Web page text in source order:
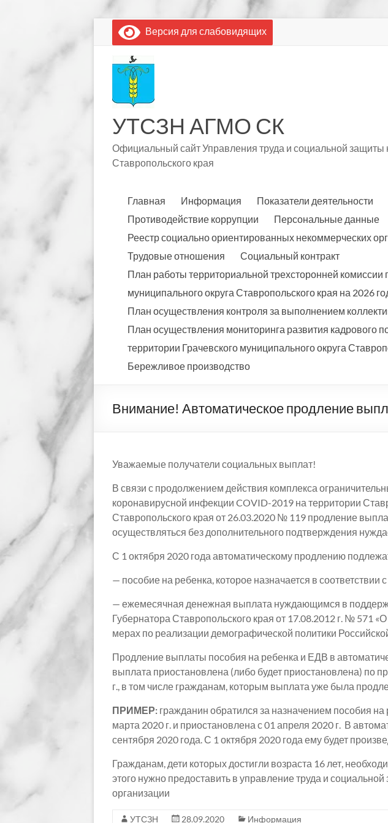
Перейти
содержимому
Версия для слабовидящих
УТСЗН АГМО СК
Официальный сайт Управления труда и социальной защиты
Ставропольского края
Главная Информация Показатели деятельности
Противодействие коррупции
Персональные данные
Реестр социально ориентированных некоммерческих
Трудовые отношения
Социальный контракт
План работы территориальной трехсторонней
муниципального округа Ставропольского края на 2026
План осуществления контроля за выполнением
План осуществления мониторинга развития кадрового
территории Грачевского муниципального округа
Бережливое производство
Внимание! Автоматическое продление
Уважаемые получатели социальных выплат!
В связи с продолжением действия комплекса
коронавирусной инфекции COVID-2019 на территории
Ставропольского края от 26.03.2020 № 119 продление
осуществляться без дополнительного подтверждения
С 1 октября 2020 года автоматическому продлению
— пособие на ребенка, которое назначается в
— ежемесячная денежная выплата нуждающимся в
Губернатора Ставропольского края от 17.08.2012 г. № 571
мерах по реализации демографической политики
Продление выплаты пособия на ребенка и ЕДВ в
выплата приостановлена (либо будет приостановлена) по
г., в том числе гражданам, которым выплата уже была
ПРИМЕР: гражданин обратился за назначением пособия
марта 2020 г. и приостановлена с 01 апреля 2020 г. В
сентября 2020 года. С 1 октября 2020 года ему будет
Гражданам, дети которых достигли возраста 16 лет,
этого нужно предоставить в управление труда и
организации
УТСЗН 28.09.2020 Информация